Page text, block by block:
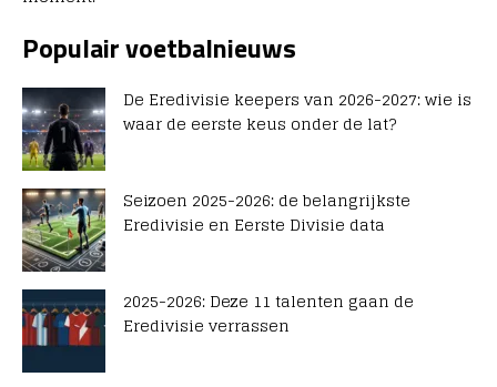
Populair voetbalnieuws
De Eredivisie keepers van 2026-2027: wie is
waar de eerste keus onder de lat?
Seizoen 2025-2026: de belangrijkste
Eredivisie en Eerste Divisie data
2025-2026: Deze 11 talenten gaan de
Eredivisie verrassen